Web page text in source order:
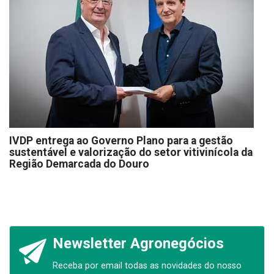
IVDP entrega ao Governo Plano para a gestão
sustentável e valorização do setor vitivinícola da
Região Demarcada do Douro
Newsletter Agronegócios
Receba por email todas as novidades do nosso